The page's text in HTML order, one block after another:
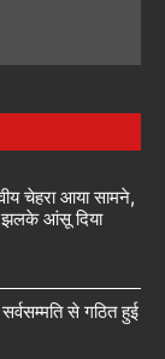
चेहरा आया सामने,
झलके आंसू दिया
से गठित हुई